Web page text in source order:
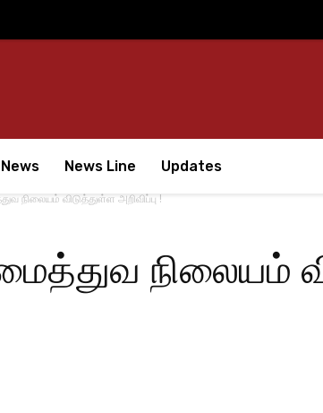
News News Line Updates
நிலையம் விடுத்துள்ள அறிவிப்பு !
நிலையம்